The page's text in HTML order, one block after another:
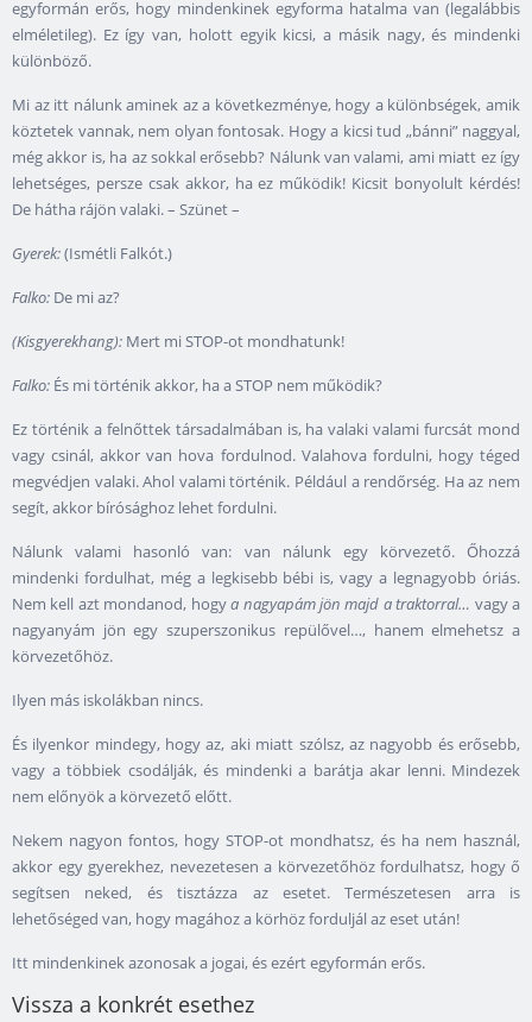
egyformán erős, hogy mindenkinek egyforma hatalma van (legalábbis
elméletileg). Ez így van, holott egyik kicsi, a másik nagy, és mindenki
különböző.
Mi az itt nálunk aminek az a következménye, hogy a különbségek, amik
köztetek vannak, nem olyan fontosak. Hogy a kicsi tud „bánni” naggyal,
még akkor is, ha az sokkal erősebb? Nálunk van valami, ami miatt ez így
lehetséges, persze csak akkor, ha ez működik! Kicsit bonyolult kérdés!
De hátha rájön valaki. – Szünet –
Gyerek:(Ismétli Falkót.)
Falko: De mi az?
(Kisgyerekhang): Mert mi STOP-ot mondhatunk!
Falko: És mi történik akkor, ha a STOP nem működik?
Ez történik a felnőttek társadalmában is, ha valaki valami furcsát mond
vagy csinál, akkor van hova fordulnod. Valahova fordulni, hogy téged
megvédjen valaki. Ahol valami történik. Például a rendőrség. Ha az nem
segít, akkor bírósághoz lehet fordulni.
Nálunk valami hasonló van: van nálunk egy körvezető. Őhozzá
mindenki fordulhat, még a legkisebb bébi is, vagy a legnagyobb óriás.
Nem kell azt mondanod, hogya nagyapám jön majd a traktorral… vagy a
nagyanyám jön egy szuperszonikus repülővel…, hanem elmehetsz a
körvezetőhöz.
Ilyen más iskolákban nincs.
És ilyenkor mindegy, hogy az, aki miatt szólsz, az nagyobb és erősebb,
vagy a többiek csodálják, és mindenki a barátja akar lenni. Mindezek
nem előnyök a körvezető előtt.
Nekem nagyon fontos, hogy STOP-ot mondhatsz, és ha nem használ,
akkor egy gyerekhez, nevezetesen a körvezetőhöz fordulhatsz, hogy ő
segítsen neked, és tisztázza az esetet. Természetesen arra is
lehetőséged van, hogy magához a körhöz forduljál az eset után!
Itt mindenkinek azonosak a jogai, és ezért egyformán erős.
Vissza a konkrét esethez